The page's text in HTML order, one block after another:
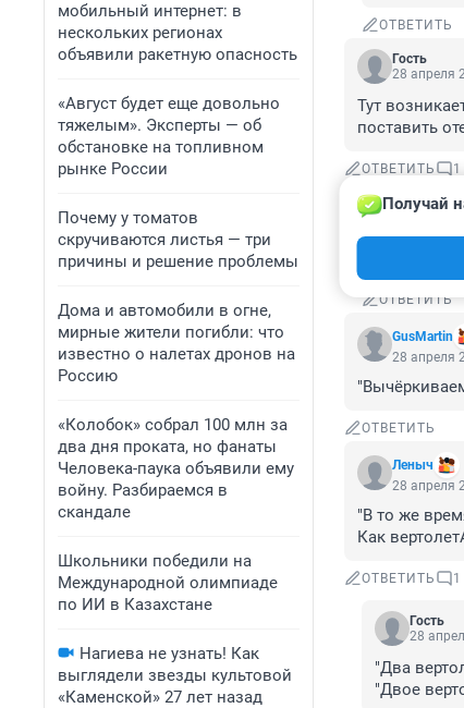
мобильный интернет: в
нескольких регионах
объявили ракетную опасность
«Август будет еще довольно
тяжелым». Эксперты — об
обстановке на топливном
рынке России
Почему у томатов
скручиваются листья — три
причины и решение проблемы
Дома и автомобили в огне,
мирные жители погибли: что
известно о налетах дронов на
Россию
«Колобок» собрал 100 млн за
два дня проката, но фанаты
Человека-паука объявили ему
войну. Разбираемся в
скандале
Школьники победили на
Международной олимпиаде
по ИИ в Казахстане
Нагиева не узнать! Как
выглядели звезды культовой
«Каменской» 27 лет назад
ОТВЕТИТЬ
Гость
28 апреля
Тут
поставить
ОТВЕТИТЬ 1
Гость
Зачем
ОТВЕТИТЬ
GusMartin
Получай
28 апреля
ОТВЕТИТЬ
Леныч
28 апреля
"В то же
Как
ОТВЕТИТЬ 1
Гость
28
"Два
"Двое